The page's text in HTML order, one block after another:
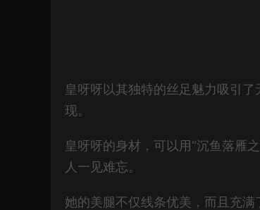
皇呀呀以其独特的丝足魅力吸引
现。
皇呀呀的身材，可以用“沉鱼落雁
人一见难忘。
她的美腿不仅线条优美，而且充